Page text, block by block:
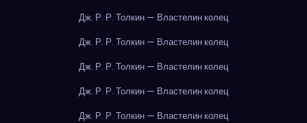
Дж. Р. Р. Толкин — Властелин колец
Дж. Р. Р. Толкин — Властелин колец
Дж. Р. Р. Толкин — Властелин колец
Дж. Р. Р. Толкин — Властелин колец
Дж. Р. Р. Толкин — Властелин колец